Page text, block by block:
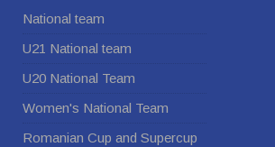
National team
U21 National team
U20 National Team
Women's National Team
Romanian Cup and Supercup